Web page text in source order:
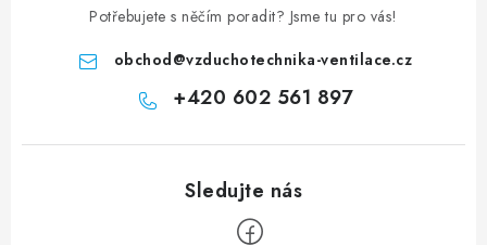
Potřebujete s něčím poradit? Jsme tu pro vás!
obchod@vzduchotechnika-ventilace.cz
+420 602 561 897